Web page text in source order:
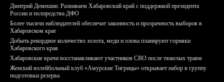
Дмитрий Демешин: Развиваем Хабаровский край с поддержкой президента
России и полпредства ДФО
Более тысячи наблюдателей обеспечат законность и прозрачность выборов в
Хабаровском крае
Добыть рекордное количество золота, меди и олова планируют горняки
Хабаровского края
Хабаровские врачи восстанавливают участников СВО после тяжелых травм
Женский волейбольный клуб «Амурские Тигрицы» открывает набор в группу
подготовки резерва